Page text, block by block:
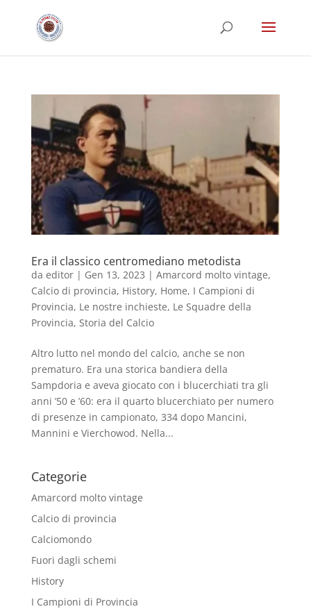
Era il classico centromediano metodista
da editor| Gen 13, 2023 | Amarcord molto vintage,
Calcio di provincia, History, Home, I Campioni di
Provincia, Le nostre inchieste, Le Squadre della
Provincia, Storia del Calcio
Altro lutto nel mondo del calcio, anche se non
prematuro. Era una storica bandiera della
Sampdoria e aveva giocato con i blucerchiati tra gli
anni ’50 e ’60: era il quarto blucerchiato per numero
di presenze in campionato, 334 dopo Mancini,
Mannini e Vierchowod. Nella...
Categorie
Amarcord molto vintage
Calcio di provincia
Calciomondo
Fuori dagli schemi
History
I Campioni di Provincia